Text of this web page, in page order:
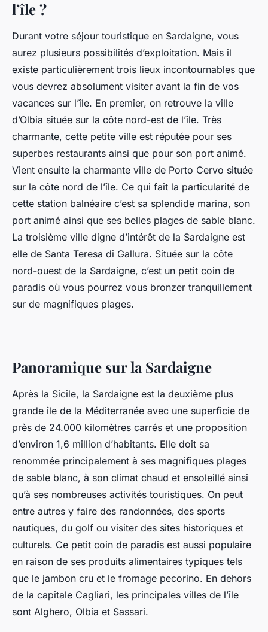
l’île ?
Durant votre séjour touristique en Sardaigne, vous
aurez plusieurs possibilités d’exploitation. Mais il
existe particulièrement trois lieux incontournables que
vous devrez absolument visiter avant la fin de vos
vacances sur l’île. En premier, on retrouve la ville
d’Olbia située sur la côte nord-est de l’île. Très
charmante, cette petite ville est réputée pour ses
superbes restaurants ainsi que pour son port animé.
Vient ensuite la charmante ville de Porto Cervo située
sur la côte nord de l’île. Ce qui fait la particularité de
cette station balnéaire c’est sa splendide marina, son
port animé ainsi que ses belles plages de sable blanc.
La troisième ville digne d’intérêt de la Sardaigne est
elle de Santa Teresa di Gallura. Située sur la côte
nord-ouest de la Sardaigne, c’est un petit coin de
paradis où vous pourrez vous bronzer tranquillement
sur de magnifiques plages.
Panoramique sur la Sardaigne
Après la Sicile, la Sardaigne est la deuxième plus
grande île de la Méditerranée avec une superficie de
près de 24.000 kilomètres carrés et une proposition
d’environ 1,6 million d’habitants. Elle doit sa
renommée principalement à ses magnifiques plages
de sable blanc, à son climat chaud et ensoleillé ainsi
qu’à ses nombreuses activités touristiques. On peut
entre autres y faire des randonnées, des sports
nautiques, du golf ou visiter des sites historiques et
culturels. Ce petit coin de paradis est aussi populaire
en raison de ses produits alimentaires typiques tels
que le jambon cru et le fromage pecorino. En dehors
de la capitale Cagliari, les principales villes de l’île
sont Alghero, Olbia et Sassari.